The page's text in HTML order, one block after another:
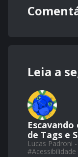
Leia a
Escavando
de Tags e
Lucas Padroni
#Acessibilidade